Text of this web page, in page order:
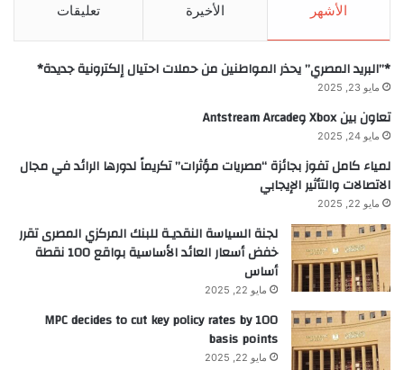
الأشهر الأخيرة تعليقات
*”البريد المصري” يحذر المواطنين من حملات احتيال إلكترونية جديدة*
مايو 23, 2025
تعاون بين Xbox وAntstream Arcade
مايو 24, 2025
لمياء كامل تفوز بجائزة “مصريات مؤثرات” تكريماً لدورها الرائد في مجال
الاتصالات والتأثير الإيجابي
مايو 22, 2025
لجنة السياسة النقديـة للبنك المركزي المصرى تقرر
خفض أسعار العائد الأساسية بواقع 100 نقطة
أساس
مايو 22, 2025
MPC decides to cut key policy rates by 100
basis points
مايو 22, 2025